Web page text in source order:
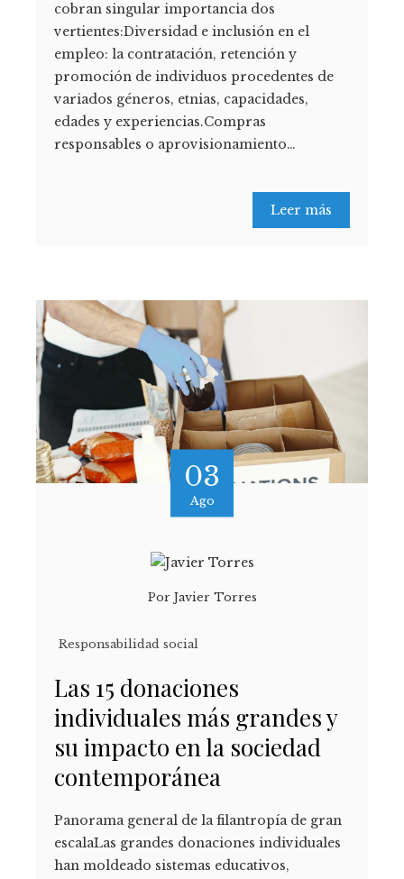
cobran singular importancia dos
vertientes:Diversidad e inclusión en el
empleo: la contratación, retención y
promoción de individuos procedentes de
variados géneros, etnias, capacidades,
edades y experiencias.Compras
responsables o aprovisionamiento…
Leer más
03
Ago
Por Javier Torres
Responsabilidad social
Las 15 donaciones
individuales más grandes y
su impacto en la sociedad
contemporánea
Panorama general de la filantropía de gran
escalaLas grandes donaciones individuales
han moldeado sistemas educativos,